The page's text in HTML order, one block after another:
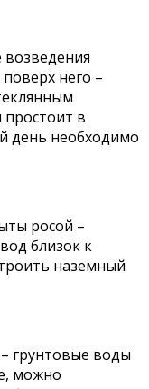
него –
простоит в
день необходимо
росой –
близок к
наземный
грунтовые воды
можно